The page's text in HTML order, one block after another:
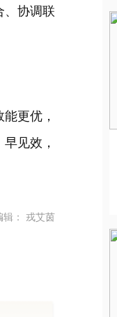
、协调联
更优，
见效，
辑： 戎艾茵